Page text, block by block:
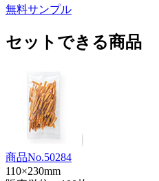
無料サンプル
セットできる商品
商品No.50284
110×230mm